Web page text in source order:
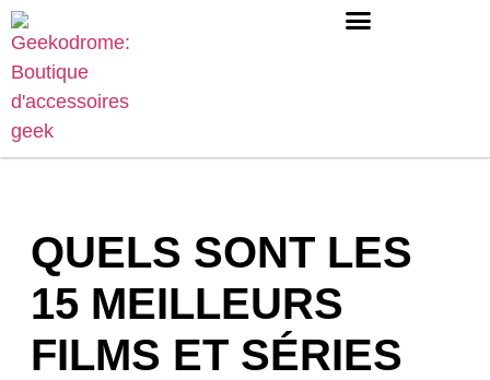
QUELS SONT LES
15 MEILLEURS
FILMS ET SÉRIES